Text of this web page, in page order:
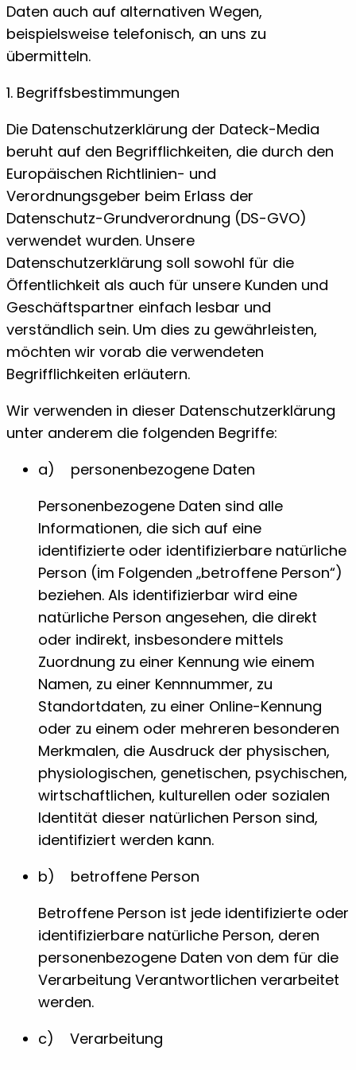
Daten auch auf alternativen Wegen,
beispielsweise telefonisch, an uns zu
übermitteln.
1. Begriffsbestimmungen
Die Datenschutzerklärung der Dateck-Media
beruht auf den Begrifflichkeiten, die durch den
Europäischen Richtlinien- und
Verordnungsgeber beim Erlass der
Datenschutz-Grundverordnung (DS-GVO)
verwendet wurden. Unsere
Datenschutzerklärung soll sowohl für die
Öffentlichkeit als auch für unsere Kunden und
Geschäftspartner einfach lesbar und
verständlich sein. Um dies zu gewährleisten,
möchten wir vorab die verwendeten
Begrifflichkeiten erläutern.
Wir verwenden in dieser Datenschutzerklärung
unter anderem die folgenden Begriffe:
a) personenbezogene Daten
Personenbezogene Daten sind alle
Informationen, die sich auf eine
identifizierte oder identifizierbare natürliche
Person (im Folgenden „betroffene Person“)
beziehen. Als identifizierbar wird eine
natürliche Person angesehen, die direkt
oder indirekt, insbesondere mittels
Zuordnung zu einer Kennung wie einem
Namen, zu einer Kennnummer, zu
Standortdaten, zu einer Online-Kennung
oder zu einem oder mehreren besonderen
Merkmalen, die Ausdruck der physischen,
physiologischen, genetischen, psychischen,
wirtschaftlichen, kulturellen oder sozialen
Identität dieser natürlichen Person sind,
identifiziert werden kann.
b) betroffene Person
Betroffene Person ist jede identifizierte oder
identifizierbare natürliche Person, deren
personenbezogene Daten von dem für die
Verarbeitung Verantwortlichen verarbeitet
werden.
c) Verarbeitung